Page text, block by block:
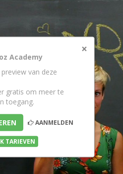
×
Academy
van deze
gratis om meer te
toegang.
AANMELDEN
TARIEVEN